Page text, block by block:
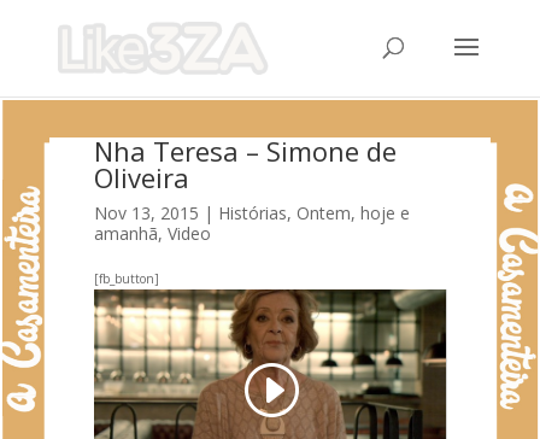
Nha Teresa – Simone de
Oliveira
Nov 13, 2015 | Histórias, Ontem, hoje e
amanhã, Video
[fb_button]